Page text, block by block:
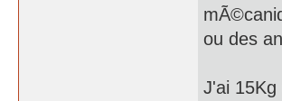
ou des
J'ai